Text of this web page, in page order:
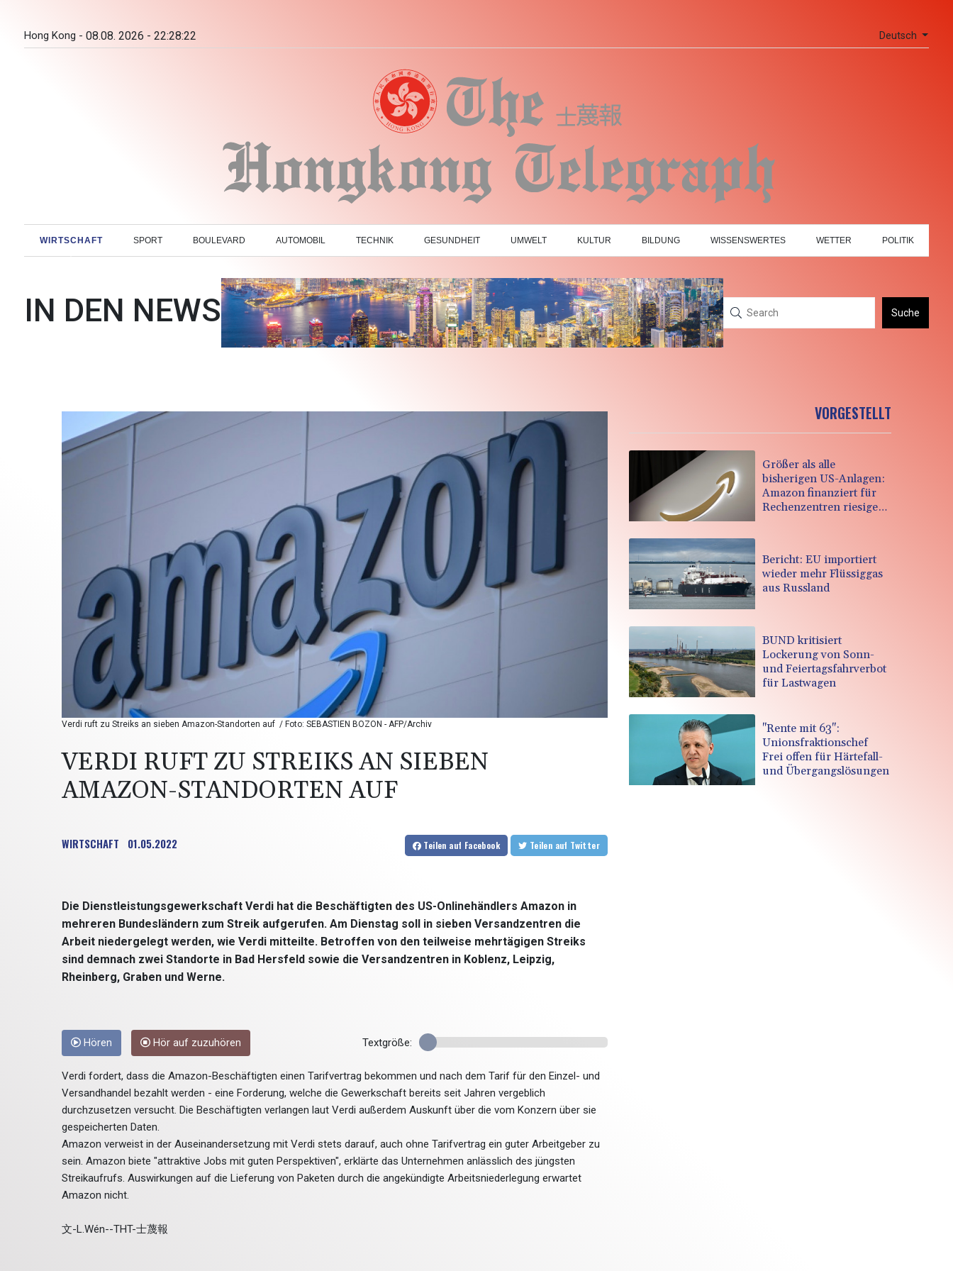
Hong Kong - 08.08. 2026 - 22:28:23 Deutsch
WIRTSCHAFT SPORT BOULEVARD AUTOMOBIL TECHNIK GESUNDHEIT UMWELT KULTUR BILDUNG WISSENSWERTES WETTER POLITIK
IN DEN NEWS Suche
Verdi ruft zu Streiks an sieben Amazon-Standorten auf / Foto: SEBASTIEN BOZON - AFP/Archiv
VERDI RUFT ZU STREIKS AN SIEBEN
AMAZON-STANDORTEN AUF
WIRTSCHAFT 01.05.2022 Teilen auf Facebook Teilen auf Twitter
Die Dienstleistungsgewerkschaft Verdi hat die Beschäftigten des US-Onlinehändlers Amazon in
mehreren Bundesländern zum Streik aufgerufen. Am Dienstag soll in sieben Versandzentren die
Arbeit niedergelegt werden, wie Verdi mitteilte. Betroffen von den teilweise mehrtägigen Streiks
sind demnach zwei Standorte in Bad Hersfeld sowie die Versandzentren in Koblenz, Leipzig,
Rheinberg, Graben und Werne.
Hören Hör auf zuzuhören Textgröße:
Verdi fordert, dass die Amazon-Beschäftigten einen Tarifvertrag bekommen und nach dem Tarif für den Einzel- und
Versandhandel bezahlt werden - eine Forderung, welche die Gewerkschaft bereits seit Jahren vergeblich
durchzusetzen versucht. Die Beschäftigten verlangen laut Verdi außerdem Auskunft über die vom Konzern über sie
gespeicherten Daten.
Amazon verweist in der Auseinandersetzung mit Verdi stets darauf, auch ohne Tarifvertrag ein guter Arbeitgeber zu
sein. Amazon biete "attraktive Jobs mit guten Perspektiven", erklärte das Unternehmen anlässlich des jüngsten
Streikaufrufs. Auswirkungen auf die Lieferung von Paketen durch die angekündigte Arbeitsniederlegung erwartet
Amazon nicht.
文-L.Wén--THT-士蔑報
VORGESTELLT
Größer als alle
bisherigen US-Anlagen:
Amazon finanziert für
Rechenzentren riesiges
Bericht: EU importiert
wieder mehr Flüssiggas
aus Russland
BUND kritisiert
Lockerung von Sonn-
und Feiertagsfahrverbot
für Lastwagen
"Rente mit 63":
Unionsfraktionschef
Frei offen für Härtefall-
und Übergangslösungen